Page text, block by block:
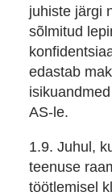
juhiste järgi
sõlmitud
edastab
AS-le.
1.9. Juhul,
teenuse
töötlemisel